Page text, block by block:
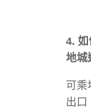
4. 如
地城
可乘
出口